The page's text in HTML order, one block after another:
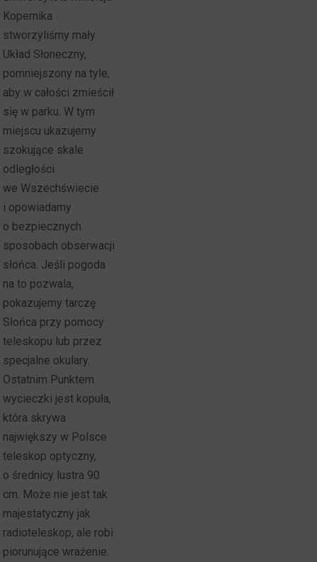
Kopernika
stworzyliśmy mały
Układ Słoneczny,
pomniejszony na tyle,
aby w całości zmieścił
się w parku. W tym
miejscu ukazujemy
szokujące skale
odległości
we Wszechświecie
i opowiadamy
o bezpiecznych
sposobach obserwacji
słońca. Jeśli pogoda
na to pozwala,
pokazujemy tarczę
Słońca przy pomocy
teleskopu lub przez
specjalne okulary.
Ostatnim Punktem
wycieczki jest kopuła,
która skrywa
największy w Polsce
teleskop optyczny,
o średnicy lustra 90
cm. Może nie jest tak
majestatyczny jak
radioteleskop, ale robi
piorunujące wrażenie.